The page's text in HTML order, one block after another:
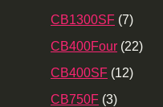
CB1300SF (7)
CB400Four (22)
CB400SF (12)
CB750F (3)